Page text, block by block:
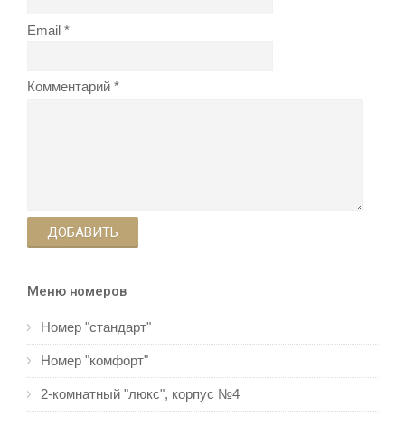
Email
Комментарий
ДОБАВИТЬ
Меню номеров
Номер "стандарт"
Номер "комфорт"
2-комнатный "люкс", корпус №4